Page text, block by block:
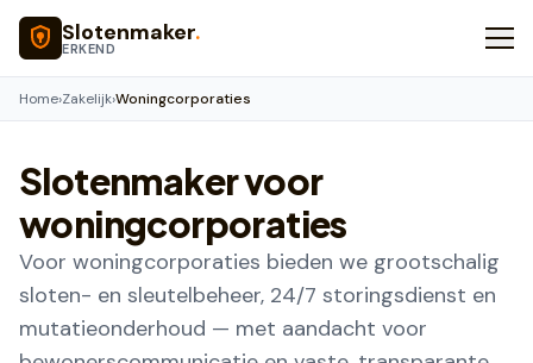
Naar hoofdinhoud
Slotenmaker.
ERKEND
Home›Zakelijk›Woningcorporaties
Slotenmaker voor
woningcorporaties
Voor woningcorporaties bieden we grootschalig
sloten- en sleutelbeheer, 24/7 storingsdienst en
mutatieonderhoud — met aandacht voor